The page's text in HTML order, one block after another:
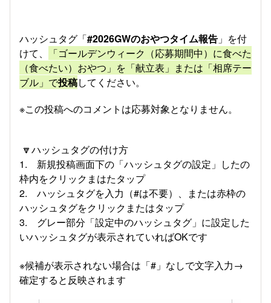
ハッシュタグ「#2026GWのおやつタイム報告 」を付
けて、
「ゴールデンウィーク（応募期間中）に食べた
（食べたい）おやつ」を 「献立表」または「相席テー
ブル」で投稿してください。
※この投稿へのコメントは応募対象となりません。
🔽ハッシュタグの付け方
1. 新規投稿画面下の「ハッシュタグの設定」したの
枠内をクリックまはたタップ
2. ハッシュタグを入力（#は不要）、または赤枠の
ハッシュタグをクリックまたはタップ
3. グレー部分「設定中のハッシュタグ」に設定した
いハッシュタグが表示されていればOKです
※候補が表示されない場合は「#」なしで文字入力→
確定すると反映されます